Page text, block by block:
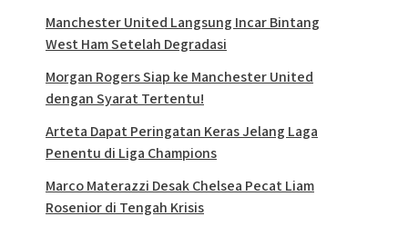
Manchester United Langsung Incar Bintang
West Ham Setelah Degradasi
Morgan Rogers Siap ke Manchester United
dengan Syarat Tertentu!
Arteta Dapat Peringatan Keras Jelang Laga
Penentu di Liga Champions
Marco Materazzi Desak Chelsea Pecat Liam
Rosenior di Tengah Krisis